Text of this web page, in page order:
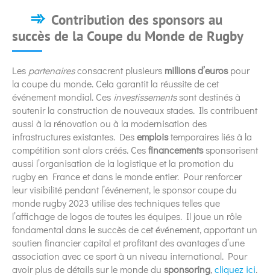
Contribution des sponsors au
succès de la Coupe du Monde de Rugby
Les partenairesconsacrent plusieurs millionsd’eurospour
la coupe du monde. Cela garantit la réussite de cet
événement mondial. Ces investissementssont destinés à
soutenir la construction de nouveaux stades. Ils contribuent
aussi à la rénovation ou à la modernisation des
infrastructures existantes. Desemploistemporaires liés à la
compétition sont alors créés. Cesfinancementssponsorisent
aussi l’organisation de la logistique et la promotion du
rugby en France et dans le monde entier. Pour renforcer
leur visibilité pendant l’événement, le sponsor coupe du
monde rugby 2023 utilise des techniques telles que
l’affichage de logos de toutes les équipes. Il joue un rôle
fondamental dans le succès de cet événement, apportant un
soutien financier capital et profitant des avantages d’une
association avec ce sport à un niveau international. Pour
avoir plus de détails sur le monde du sponsoring,cliquez ici.